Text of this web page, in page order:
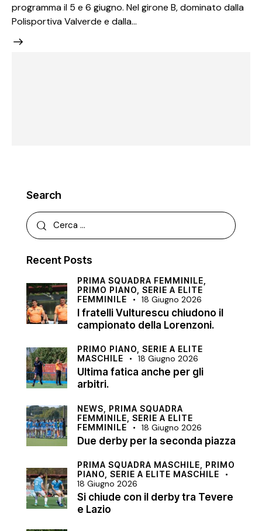
programma il 5 e 6 giugno. Nel girone B, dominato dalla
Polisportiva Valverde e dalla…
Search
Recent Posts
PRIMA SQUADRA FEMMINILE,
PRIMO PIANO, SERIE A ELITE
FEMMINILE
18 Giugno 2026
I fratelli Vulturescu chiudono il
campionato della Lorenzoni.
PRIMO PIANO, SERIE A ELITE
MASCHILE
18 Giugno 2026
Ultima fatica anche per gli
arbitri.
NEWS, PRIMA SQUADRA
FEMMINILE, SERIE A ELITE
FEMMINILE
18 Giugno 2026
Due derby per la seconda piazza
PRIMA SQUADRA MASCHILE, PRIMO
PIANO, SERIE A ELITE MASCHILE
18 Giugno 2026
Si chiude con il derby tra Tevere
e Lazio